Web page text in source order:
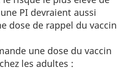
PI devraient aussi
dose de rappel du vaccin
une dose du vaccin
les adultes :